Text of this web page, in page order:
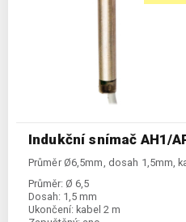
Indukční snímač AH1/
Průměr Ø6,5mm, dosah 1,5mm,
Průměr: Ø 6,5
Dosah: 1,5 mm
Ukončení: kabel 2 m